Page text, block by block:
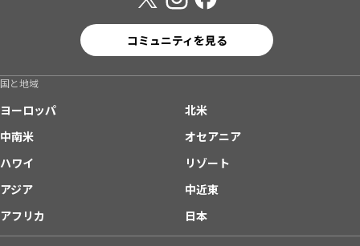
コミュニティを見る
国と地域
ヨーロッパ
北米
中南米
オセアニア
ハワイ
リゾート
アジア
中近東
アフリカ
日本